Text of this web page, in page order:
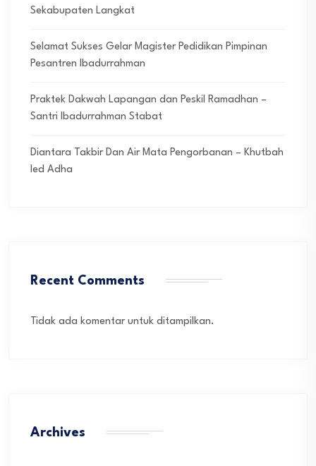
Sekabupaten Langkat
Selamat Sukses Gelar Magister Pedidikan Pimpinan
Pesantren Ibadurrahman
Praktek Dakwah Lapangan dan Peskil Ramadhan –
Santri Ibadurrahman Stabat
Diantara Takbir Dan Air Mata Pengorbanan – Khutbah
Ied Adha
Recent Comments
Tidak ada komentar untuk ditampilkan.
Archives